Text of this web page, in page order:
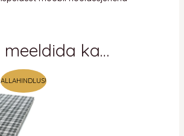
meeldida ka…
ALLAHINDLUS!